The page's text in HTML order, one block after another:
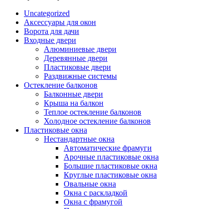
Uncategorized
Аксессуары для окон
Ворота для дачи
Входные двери
Алюминиевые двери
Деревянные двери
Пластиковые двери
Раздвижные системы
Остекление балконов
Балконные двери
Крыша на балкон
Теплое остекление балконов
Холодное остекление балконов
Пластиковые окна
Нестандартные окна
Автоматические фрамуги
Арочные пластиковые окна
Большие пластиковые окна
Круглые пластиковые окна
Овальные окна
Окна с раскладкой
Окна с фрамугой